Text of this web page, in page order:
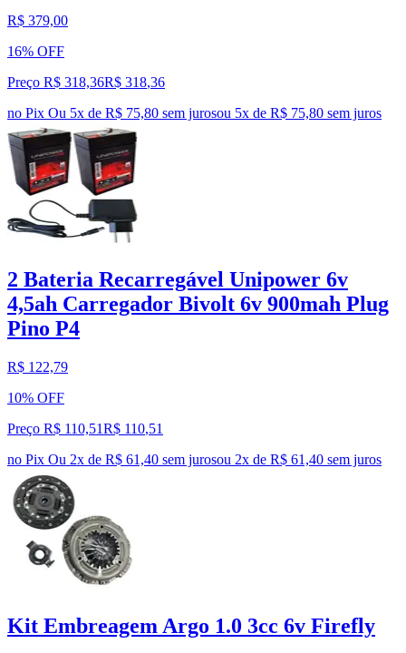
R$ 379,00
16% OFF
Preço R$ 318,36R$ 318,36
no Pix Ou 5x de R$ 75,80 sem jurosou 5x de R$ 75,80 sem juros
2 Bateria Recarregável Unipower 6v
4,5ah Carregador Bivolt 6v 900mah Plug
Pino P4
R$ 122,79
10% OFF
Preço R$ 110,51R$ 110,51
no Pix Ou 2x de R$ 61,40 sem jurosou 2x de R$ 61,40 sem juros
Kit Embreagem Argo 1.0 3cc 6v Firefly